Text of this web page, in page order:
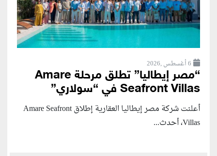
6 أغسطس ,2026
“مصر إيطاليا” تطلق مرحلة Amare
Seafront Villas في “سولاري”
أعلنت شركة مصر إيطاليا العقارية إطلاق Amare Seafront
Villas، أحدث...